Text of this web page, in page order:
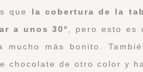
que la cobertura de la
a unos 30º
, pero esto es
mucho más bonito.
chocolate de otro color y